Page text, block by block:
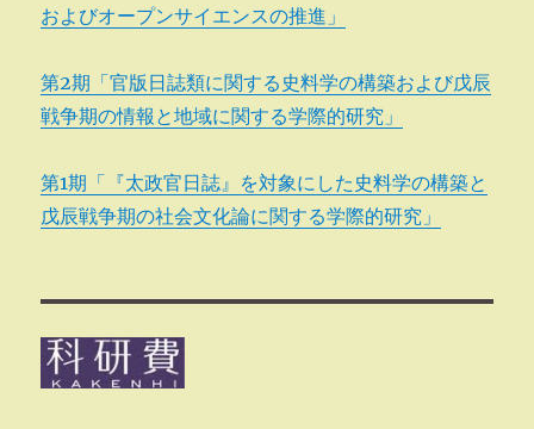
およびオープンサイエンスの推進」
第2期「官版日誌類に関する史料学の構築および戊辰
戦争期の情報と地域に関する学際的研究」
第1期「『太政官日誌』を対象にした史料学の構築と
戊辰戦争期の社会文化論に関する学際的研究」